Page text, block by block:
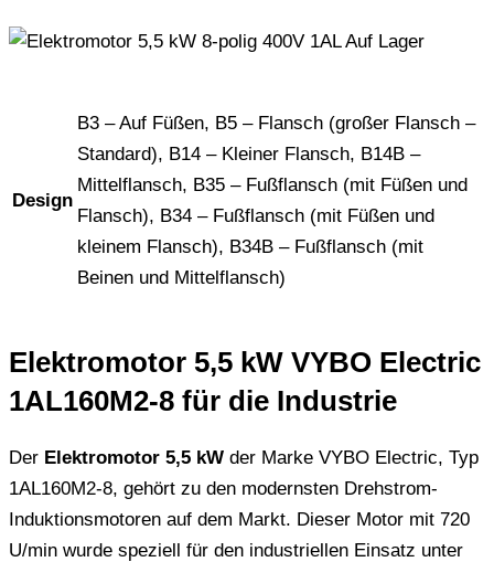
Design
B3 – Auf Füßen, B5 – Flansch (großer Flansch –
Standard), B14 – Kleiner Flansch, B14B –
Mittelflansch, B35 – Fußflansch (mit Füßen und
Flansch), B34 – Fußflansch (mit Füßen und
kleinem Flansch), B34B – Fußflansch (mit
Beinen und Mittelflansch)
Elektromotor 5,5 kW VYBO Electric
1AL160M2-8 für die Industrie
Der Elektromotor 5,5 kW der Marke VYBO Electric, Typ
1AL160M2-8, gehört zu den modernsten Drehstrom-
Induktionsmotoren auf dem Markt. Dieser Motor mit 720
U/min wurde speziell für den industriellen Einsatz unter